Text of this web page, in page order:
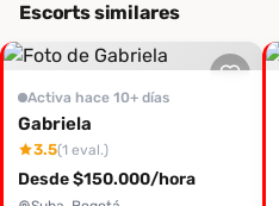
Escorts similares
Activa hace 10+ días
Gabriela
3.5(1 eval.)
Desde $150.000/hora